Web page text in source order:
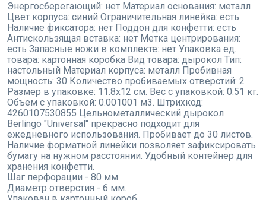
Энергосберегающий: нет Материал основания: металл
Цвет корпуса: синий Ограничительная линейка: есть
Наличие фиксатора: нет Поддон для конфетти: есть
Антискользящая вставка: нет Метка центрирования:
есть Запасные ножи в комплекте: нет Упаковка ед.
товара: картонная коробка Вид товара: дырокол Тип:
настольный Материал корпуса: металл Пробивная
мощность: 30 Количество пробиваемых отверстий: 2
Размер в упаковке: 11.8x12 см. Вес с упаковкой: 0.51 кг.
Объем с упаковкой: 0.001001 м3. Штрихкод:
4260107530855 Цельнометаллический дырокол
Berlingo "Universal" прекрасно подходит для
ежедневного использования. Пробивает до 30 листов.
Наличие форматной линейки позволяет зафиксировать
бумагу на нужном расстоянии. Удобный контейнер для
хранения конфетти.
Шаг перфорации - 80 мм.
Диаметр отверстия - 6 мм.